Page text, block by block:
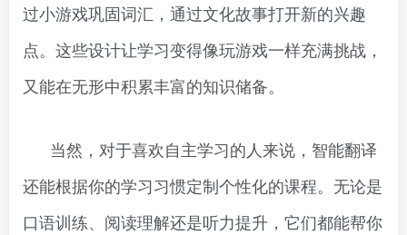
过小游戏巩固词汇，通过文化故事打开新的兴趣
点。这些设计让学习变得像玩游戏一样充满挑战，
又能在无形中积累丰富的知识储备。
当然，对于喜欢自主学习的人来说，智能翻译
还能根据你的学习习惯定制个性化的课程。无论是
口语训练、阅读理解还是听力提升，它们都能帮你